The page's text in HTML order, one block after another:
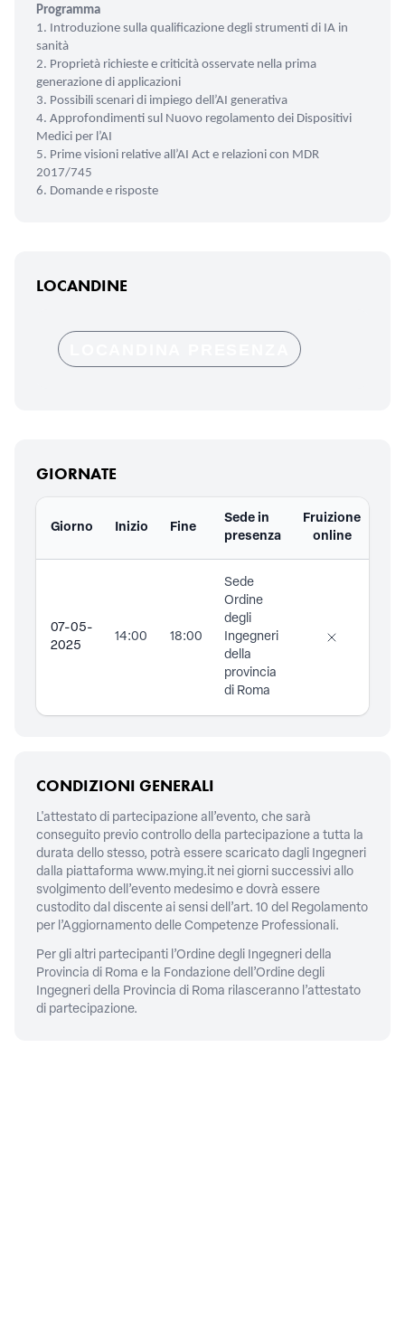
Programma
1. Introduzione sulla qualificazione degli strumenti di IA in
sanità
2. Proprietà richieste e criticità osservate nella prima
generazione di applicazioni
3. Possibili scenari di impiego dell’AI generativa
4. Approfondimenti sul Nuovo regolamento dei Dispositivi
Medici per l’AI
5. Prime visioni relative all’AI Act e relazioni con MDR
2017/745
6. Domande e risposte
LOCANDINE
GIORNATE
Giorno Inizio Fine
Sede in
presenza
Fruizione
online
07-05-
2025
14:00 18:00
Sede
Ordine
degli
Ingegneri
della
provincia
di Roma
CONDIZIONI GENERALI
L'attestato di partecipazione all’evento, che sarà
conseguito previo controllo della partecipazione a tutta la
durata dello stesso, potrà essere scaricato dagli Ingegneri
dalla piattaforma www.mying.it nei giorni successivi allo
svolgimento dell’evento medesimo e dovrà essere
custodito dal discente ai sensi dell’art. 10 del Regolamento
per l’Aggiornamento delle Competenze Professionali.
Per gli altri partecipanti l’Ordine degli Ingegneri della
Provincia di Roma e la Fondazione dell’Ordine degli
Ingegneri della Provincia di Roma rilasceranno l’attestato
di partecipazione.